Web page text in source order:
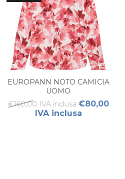
EUROPANN NOTO CAMICIA
UOMO
€160,00 IVA inclusa €80,00
IVA inclusa